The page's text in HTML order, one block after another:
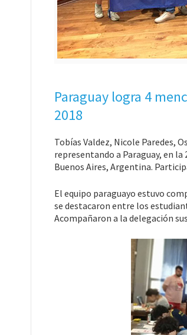
Paraguay logra 4
2018
Tobías Valdez, Nicole Paredes,
representando a Paraguay, en
Buenos Aires, Argentina.
El equipo paraguayo estuvo
se destacaron entre los
Acompañaron a la delegación